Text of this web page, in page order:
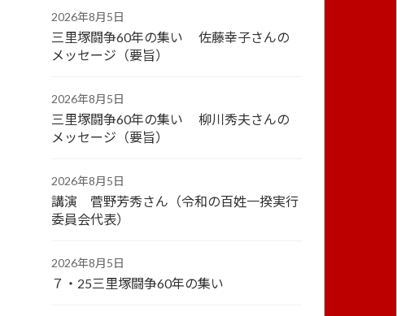
2026年8月5日
三里塚闘争60年の集い 佐藤幸子さんの
メッセージ（要旨）
2026年8月5日
三里塚闘争60年の集い 柳川秀夫さんの
メッセージ（要旨）
2026年8月5日
講演 菅野芳秀さん（令和の百姓一揆実行
委員会代表）
2026年8月5日
７・25三里塚闘争60年の集い